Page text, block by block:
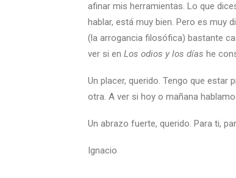
afinar mis herramientas. Lo que
hablar, está muy bien. Pero es muy
(la arrogancia filosófica) bastante
ver si en Los odios y los días he
Un placer, querido. Tengo que
otra. A ver si hoy o mañana
Un abrazo fuerte, querido. Para ti,
Ignacio